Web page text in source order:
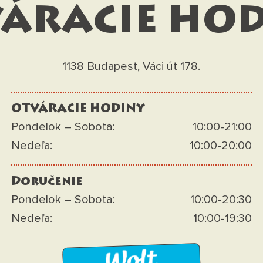
1138 Budapest, Váci út 178.
OTVÁRACIE HODINY
Pondelok – Sobota:
10:00-21:00
Nedeľa:
10:00-20:00
Doručenie
Pondelok – Sobota:
10:00-20:30
Nedeľa:
10:00-19:30